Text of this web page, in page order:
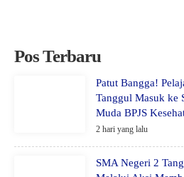
Pos Terbaru
Patut Bangga!
Tanggul Masuk ke
Muda BPJS
2 hari yang lalu
SMA Negeri 2